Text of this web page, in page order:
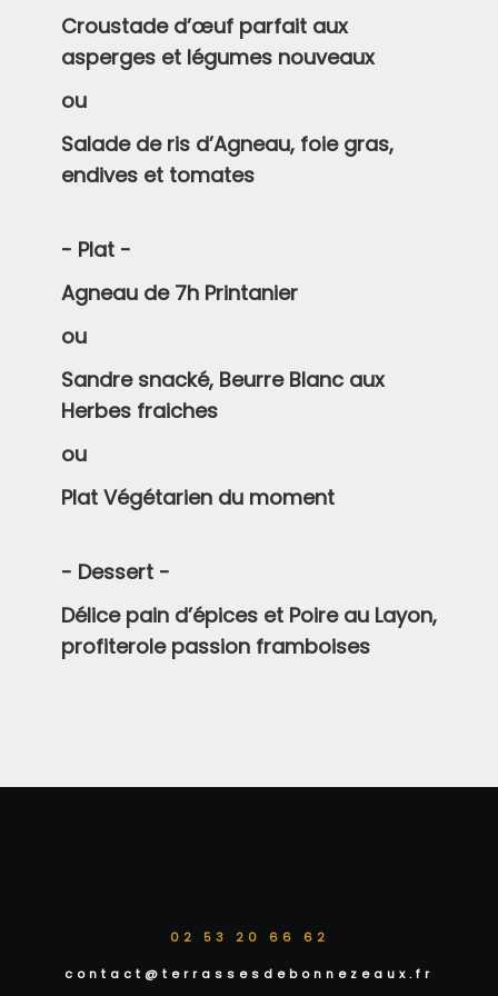
Croustade d’œuf parfait aux
asperges et légumes nouveaux
ou
Salade de ris d’Agneau, foie gras,
endives et tomates
- Plat -
Agneau de 7h Printanier
ou
Sandre snacké, Beurre Blanc aux
Herbes fraiches
ou
Plat Végétarien du moment
- Dessert -
Délice pain d’épices et Poire au Layon,
profiterole passion framboises
02 53 20 66 62
contact@terrassesdebonnezeaux.fr